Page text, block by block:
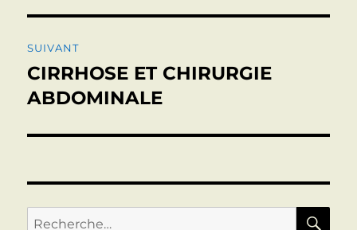
SUIVANT
Publication
suivante :
CIRRHOSE ET CHIRURGIE
ABDOMINALE
Recherche